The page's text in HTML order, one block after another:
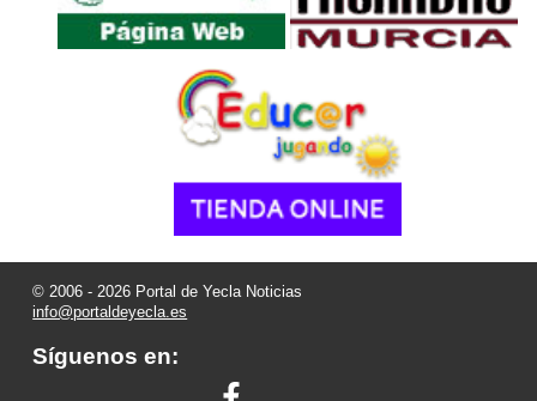
© 2006 - 2026 Portal de Yecla Noticias
info@portaldeyecla.es
Síguenos en: